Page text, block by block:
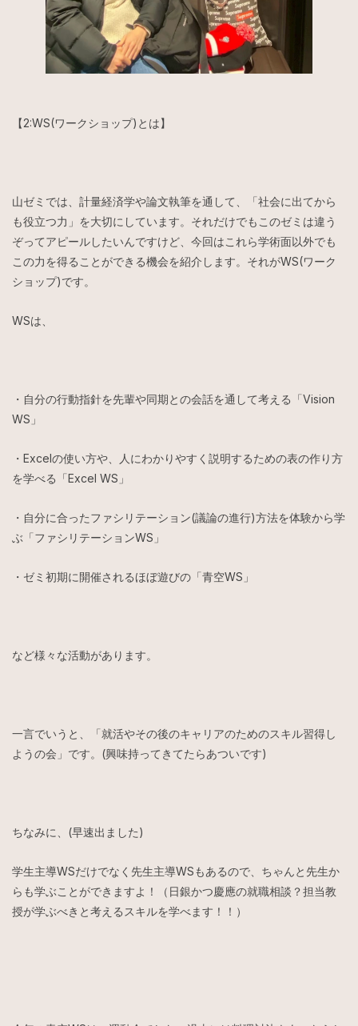
【2:WS(ワークショップ)とは】
山ゼミでは、計量経済学や論文執筆を通して、「社会に出てから
も役立つ力」を大切にしています。それだけでもこのゼミは違う
ぞってアピールしたいんですけど、今回はこれら学術面以外でも
この力を得ることができる機会を紹介します。それがWS(ワーク
ショップ)です。
WSは、
・自分の行動指針を先輩や同期との会話を通して考える「Vision
WS」
・Excelの使い方や、人にわかりやすく説明するための表の作り方
を学べる「Excel WS」
・自分に合ったファシリテーション(議論の進行)方法を体験から学
ぶ「ファシリテーションWS」
・ゼミ初期に開催されるほぼ遊びの「青空WS」
など様々な活動があります。
一言でいうと、「就活やその後のキャリアのためのスキル習得し
ようの会」です。(興味持ってきてたらあついです)
ちなみに、(早速出ました)
学生主導WSだけでなく先生主導WSもあるので、ちゃんと先生か
らも学ぶことができますよ！（日銀かつ慶應の就職相談？担当教
授が学ぶべきと考えるスキルを学べます！！）